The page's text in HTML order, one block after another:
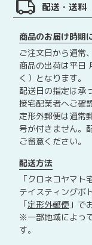
配送・送料
商品のお届け時期
ご注文日から通常
商品の出荷は平
く）となります。
配送日の指定は承
接宅配業者へご確
定形外郵便は通常
号が付きません。
ご留意ください。
配送方法
「クロネコヤマト
テイスティングボ
「定形外郵便 」で
※一部地域によっ
す。